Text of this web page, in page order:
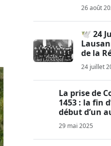
26 août
🕊️ 24
de la
24 juillet
La prise de
1453 : la fin
début d’un
29 mai 2025